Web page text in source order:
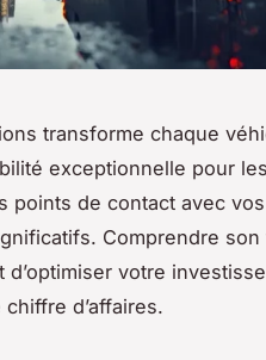
transforme chaque
exceptionnelle pour
points de contact avec
Comprendre
votre
d’affaires.